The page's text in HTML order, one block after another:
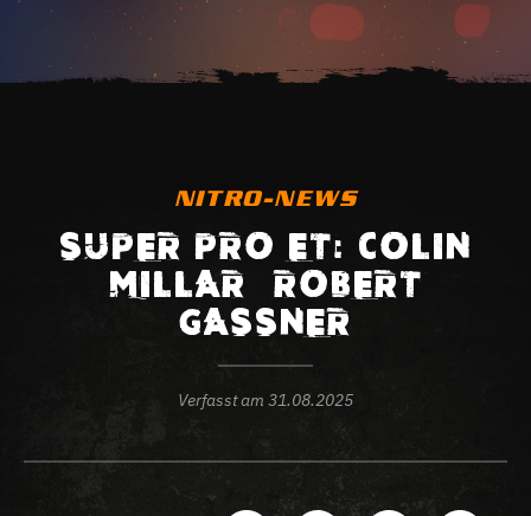
NITRO-NEWS
SUPER PRO ET: COLIN
MILLAR – ROBERT
GASSNER
Verfasst am 31.08.2025